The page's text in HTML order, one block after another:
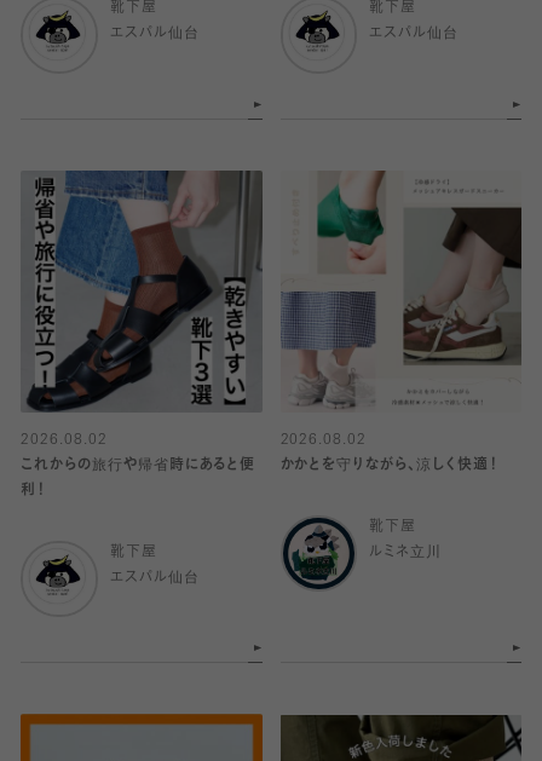
靴下屋
エスパル仙台
靴下屋
エスパル仙台
2026.08.02
これからの旅行や帰省時にあると便
利！
靴下屋
エスパル仙台
2026.08.02
かかとを守りながら、涼しく快適！
靴下屋
ルミネ立川